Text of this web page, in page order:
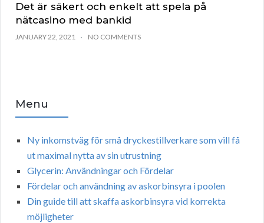
Det är säkert och enkelt att spela på
nätcasino med bankid
JANUARY 22, 2021 NO COMMENTS
Menu
Ny inkomstväg för små dryckestillverkare som vill få
ut maximal nytta av sin utrustning
Glycerin: Användningar och Fördelar
Fördelar och användning av askorbinsyra i poolen
Din guide till att skaffa askorbinsyra vid korrekta
möjligheter